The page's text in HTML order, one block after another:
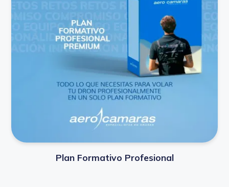
Plan Formativo Profesional